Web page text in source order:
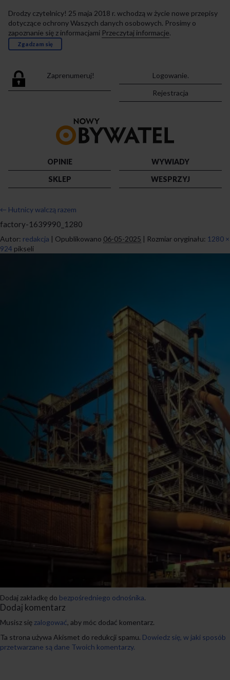
Drodzy czytelnicy! 25 maja 2018 r. wchodzą w życie nowe przepisy
dotyczące ochrony Waszych danych osobowych. Prosimy o
zapoznanie się z informacjami Przeczytaj informacje.
Zgadzam się
Zaprenumeruj!
Logowanie.
Rejestracja
strony
OPINIE
WYWIADY
SKLEP
WESPRZYJ
← Hutnicy walczą razem
factory-1639990_1280
Autor: redakcja | Opublikowano 06-05-2025 | Rozmiar oryginału: 1280 ×
924 pikseli
Dodaj zakładkę do bezpośredniego odnośnika.
Dodaj komentarz
Musisz się zalogować, aby móc dodać komentarz.
Ta strona używa Akismet do redukcji spamu. Dowiedz się, w jaki sposób
przetwarzane są dane Twoich komentarzy.